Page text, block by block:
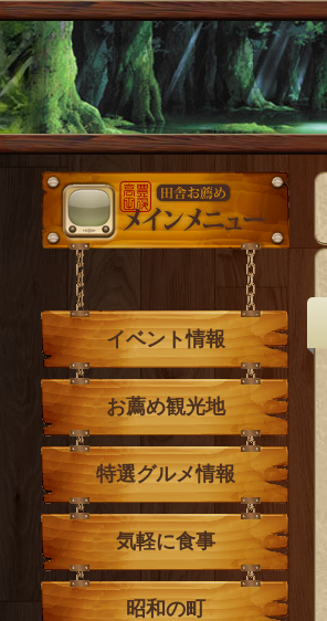
メイ
イベント情報
お薦め観光地
特選グルメ情報
気軽に食事
昭和の町